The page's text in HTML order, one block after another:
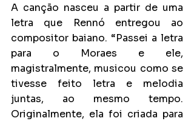
A canção nasceu a partir de uma
letra que Rennó entregou ao
compositor baiano. “Passei a letra
para o Moraes e ele,
magistralmente, musicou como se
tivesse feito letra e melodia
juntas, ao mesmo tempo.
Originalmente, ela foi criada para